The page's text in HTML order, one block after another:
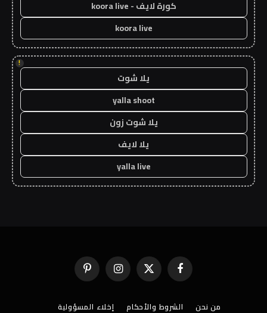
كورة لايف - koora live
koora live
!
يلا شوت
yalla shoot
يلا شوت زون
يلا لايف
yalla live
فيسبوك X
(Twitter)
الانستغرامبينتيريست
من نحن الشروط والأحكام إخلاء المسؤولية